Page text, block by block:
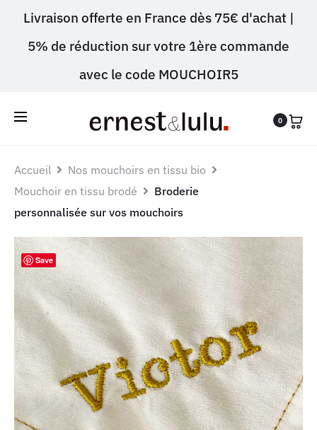
Livraison offerte en France dès 75€ d'achat |
5% de réduction sur votre 1ère commande
avec le code MOUCHOIR5
0
Accueil
Nos mouchoirs en tissu bio
Mouchoir en tissu brodé
Broderie
personnalisée sur vos mouchoirs
Save